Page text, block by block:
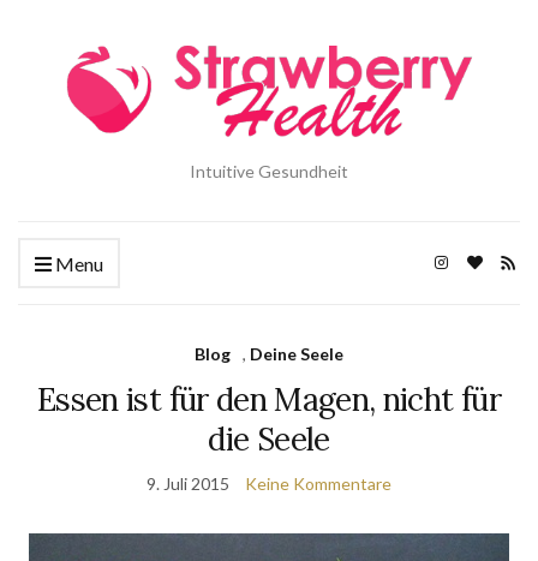
Intuitive Gesundheit
Menu
Blog , Deine Seele
Essen ist für den Magen, nicht für
die Seele
9. Juli 2015 Keine Kommentare